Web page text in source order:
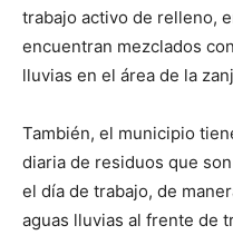
trabajo activo de relleno,
encuentran mezclados
lluvias en el área de la
También, el municipio
diaria de residuos que
el día de trabajo, de
aguas lluvias al frente de